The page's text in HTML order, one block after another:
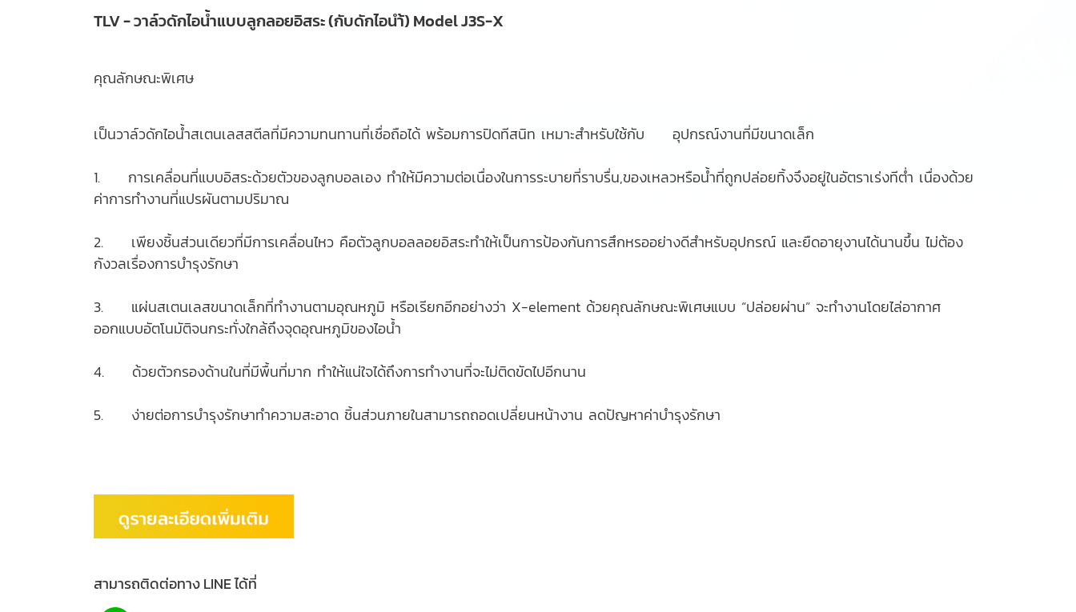
TLV - วาล์วดักไอน้ำแบบลูกลอยอิสระ (กับดักไอนำ้) Model J3S-X
คุณลักษณะพิเศษ
เป็นวาล์วดักไอน้ำสเตนเลสสตีลที่มีความทนทานที่เชื่อถือได้ พร้อมการปิดทีสนิท เหมาะสำหรับใช้กับ อุปกรณ์งานที่มีขนาดเล็ก
1. การเคลื่อนที่แบบอิสระด้วยตัวของลูกบอลเอง ทำให้มีความต่อเนื่องในการระบายที่ราบรื่น,ของเหลวหรือน้ำที่ถูกปล่อยทิ้งจึงอยู่ในอัตราเร่งทีต่ำ เนื่องด้วย
ค่าการทำงานที่แปรผันตามปริมาณ
2. เพียงชิ้นส่วนเดียวที่มีการเคลื่อนไหว คือตัวลูกบอลลอยอิสระทำให้เป็นการป้องกันการสึกหรออย่างดีสำหรับอุปกรณ์ และยืดอายุงานได้นานขึ้น ไม่ต้อง
กังวลเรื่องการบำรุงรักษา
3. แผ่นสเตนเลสขนาดเล็กที่ทำงานตามอุณหภูมิ หรือเรียกอีกอย่างว่า X-element ด้วยคุณลักษณะพิเศษแบบ “ปล่อยผ่าน” จะทำงานโดยไล่อากาศ
ออกแบบอัตโนมัติจนกระทั่งใกล้ถึงจุดอุณหภูมิของไอน้ำ
4. ด้วยตัวกรองด้านในที่มีพื้นที่มาก ทำให้แน่ใจได้ถึงการทำงานที่จะไม่ติดขัดไปอีกนาน
5. ง่ายต่อการบำรุงรักษาทำความสะอาด ชิ้นส่วนภายในสามารถถอดเปลี่ยนหน้างาน ลดปัญหาค่าบำรุงรักษา
สามารถติดต่อทาง LINE ได้ที่